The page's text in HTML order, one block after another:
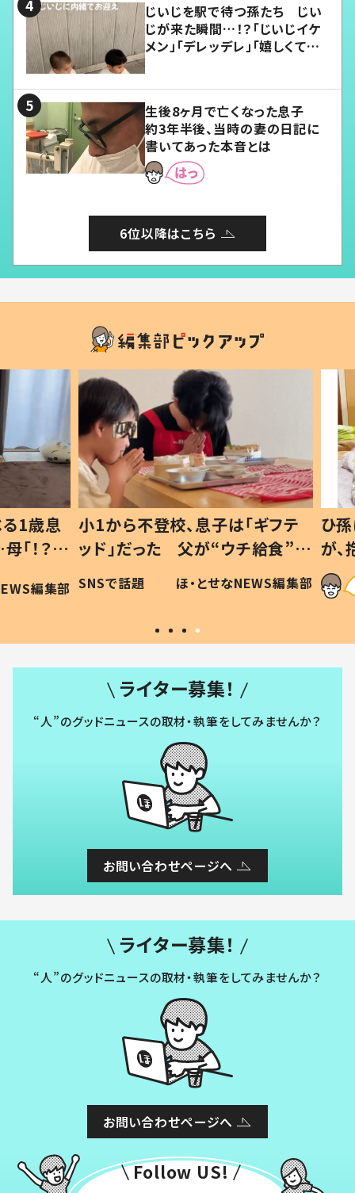
じいじを駅で待つ孫たち じい
じが来た瞬間…！？「じいじイケ
メン」「デレッデレ」「嬉しくて可
生後8ヶ月で亡くなった息子
約3年半後、当時の妻の日記に
書いてあった本音とは
6位以降はこちら
歳息
？」
編集部
小1から不登校、息子は「ギフテ
ッド」だった 父が“ウチ給食”を
作り続ける理由とは #令和の親
#令和の子
SNSで話題 ほ・とせなNEWS編集部
ひ孫
が、抱
「涙が
い」
ライター募集！
“人”のグッドニュースの取材・執筆をしてみませんか？
お問い合わせページへ
ライター募集！
“人”のグッドニュースの取材・執筆をしてみませんか？
お問い合わせページへ
Follow US!